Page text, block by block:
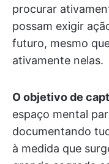
procurar
possam exigir
futuro, mesmo
ativamente nelas.
O objetivo de
espaço mental
documentando
à medida que